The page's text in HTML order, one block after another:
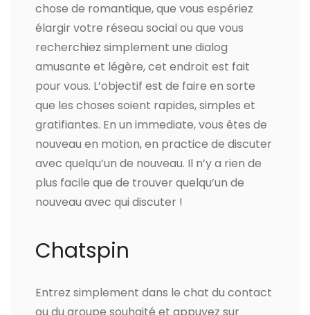
chose de romantique, que vous espériez
élargir votre réseau social ou que vous
recherchiez simplement une dialog
amusante et légère, cet endroit est fait
pour vous. L’objectif est de faire en sorte
que les choses soient rapides, simples et
gratifiantes. En un immediate, vous êtes de
nouveau en motion, en practice de discuter
avec quelqu’un de nouveau. Il n’y a rien de
plus facile que de trouver quelqu’un de
nouveau avec qui discuter !
Chatspin
Entrez simplement dans le chat du contact